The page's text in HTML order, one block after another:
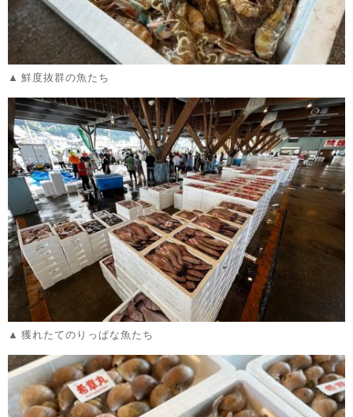
鮮度抜群の魚たち
獲れたてのりっぱな魚たち